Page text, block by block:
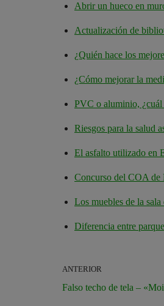
Abrir un hueco en
Actualización de
¿Quién hace los
¿Cómo mejorar la
PVC o aluminio, ¿cuál
Riesgos para la salud
El asfalto utilizado en
Concurso del COA de
Los muebles de la sala
Diferencia entre
ANTERIOR
Falso techo de tela –